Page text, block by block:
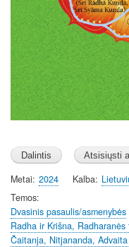
Metai 2024 Kalba
Temos
Dvasinis pasaulis/asmenybės
Radha ir Krišna, Radharanės
Čaitanja, Nitjananda,